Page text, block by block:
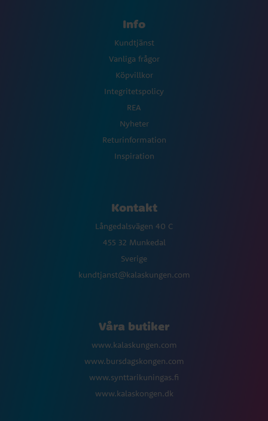
Info
Kundtjänst
Vanliga frågor
Köpvillkor
Integritetspolicy
REA
Nyheter
Returinformation
Inspiration
Kontakt
Långedalsvägen 40 C
455 32 Munkedal
Sverige
kundtjanst@kalaskungen.com
Våra butiker
www.kalaskungen.com
www.bursdagskongen.com
www.synttarikuningas.fi
www.kalaskongen.dk